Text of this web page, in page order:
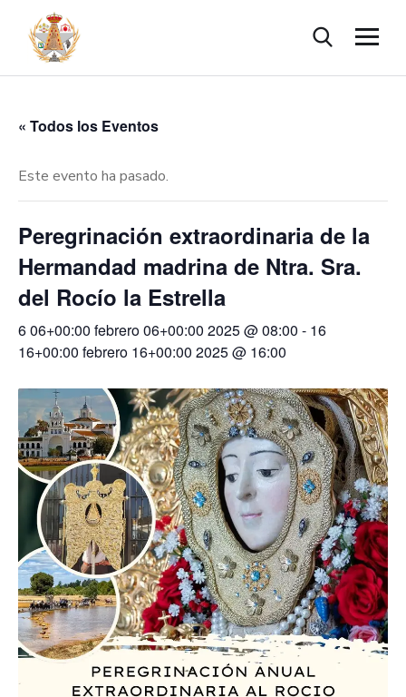
« Todos los Eventos
Este evento ha pasado.
Peregrinación extraordinaria de la
Hermandad madrina de Ntra. Sra.
del Rocío la Estrella
6 06+00:00 febrero 06+00:00 2025 @ 08:00 - 16
16+00:00 febrero 16+00:00 2025 @ 16:00